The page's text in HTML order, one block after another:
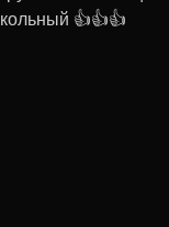
👍👍👍